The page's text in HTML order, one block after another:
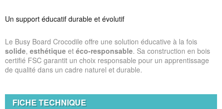
Un support éducatif durable et évolutif
Le Busy Board Crocodile offre une solution éducative à la fois
solide, esthétique et éco-responsable. Sa construction en bois
certifié FSC garantit un choix responsable pour un apprentissage
de qualité dans un cadre naturel et durable.
FICHE TECHNIQUE